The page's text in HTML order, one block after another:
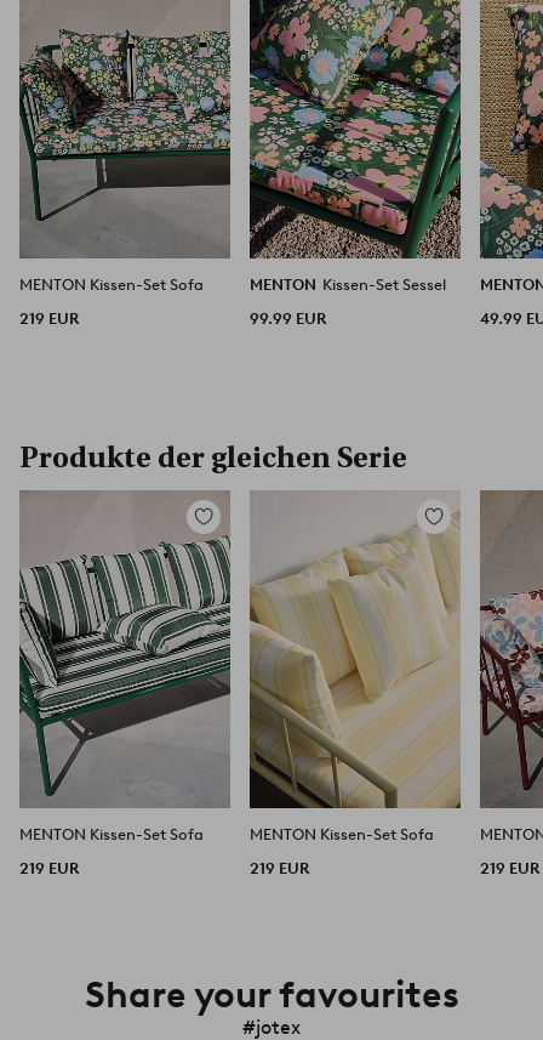
hinzufügen
MENTON Kissen-Set Sofa
219 EUR
hinzufügen
MENTON Kissen-Set Sessel
99.99 EUR
49.99
Produkte der gleichen Serie
Zu
Favoriten
hinzufügen
MENTON Kissen-Set Sofa
219 EUR
Zu
Favoriten
hinzufügen
MENTON Kissen-Set Sofa
219 EUR
219 EUR
Share your favourites
#jotex